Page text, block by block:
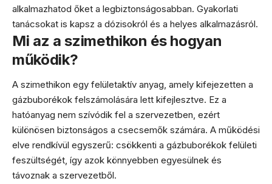
alkalmazhatod őket a legbiztonságosabban. Gyakorlati
tanácsokat is kapsz a dózisokról és a helyes alkalmazásról.
Mi az a szimethikon és hogyan
működik?
A szimethikon egy felületaktív anyag, amely kifejezetten a
gázbuborékok felszámolására lett kifejlesztve. Ez a
hatóanyag nem szívódik fel a szervezetben, ezért
különösen biztonságos a csecsemők számára. A működési
elve rendkívül egyszerű: csökkenti a gázbuborékok felületi
feszültségét, így azok könnyebben egyesülnek és
távoznak a szervezetből.